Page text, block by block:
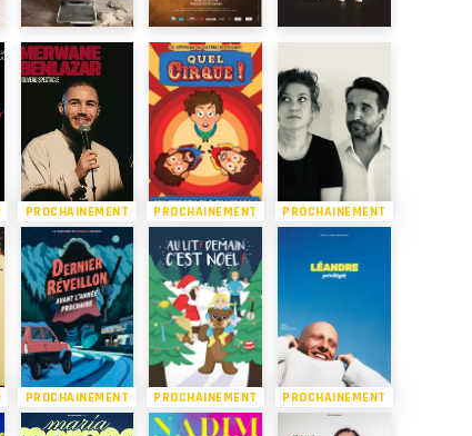
PROCHAINEMENT PROCHAINEMENT PROCHAINEMENT
PROCHAINEMENT PROCHAINEMENT PROCHAINEMENT